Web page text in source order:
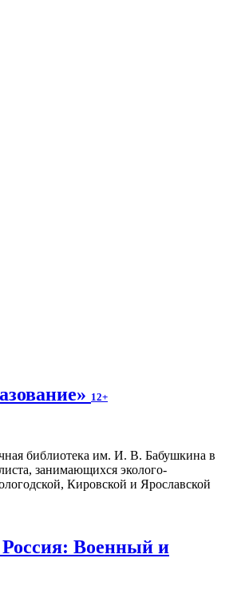
12+
библиотека им. И. В. Бабушкина в
занимающихся эколого-
Кировской и Ярославской
Россия: Военный и